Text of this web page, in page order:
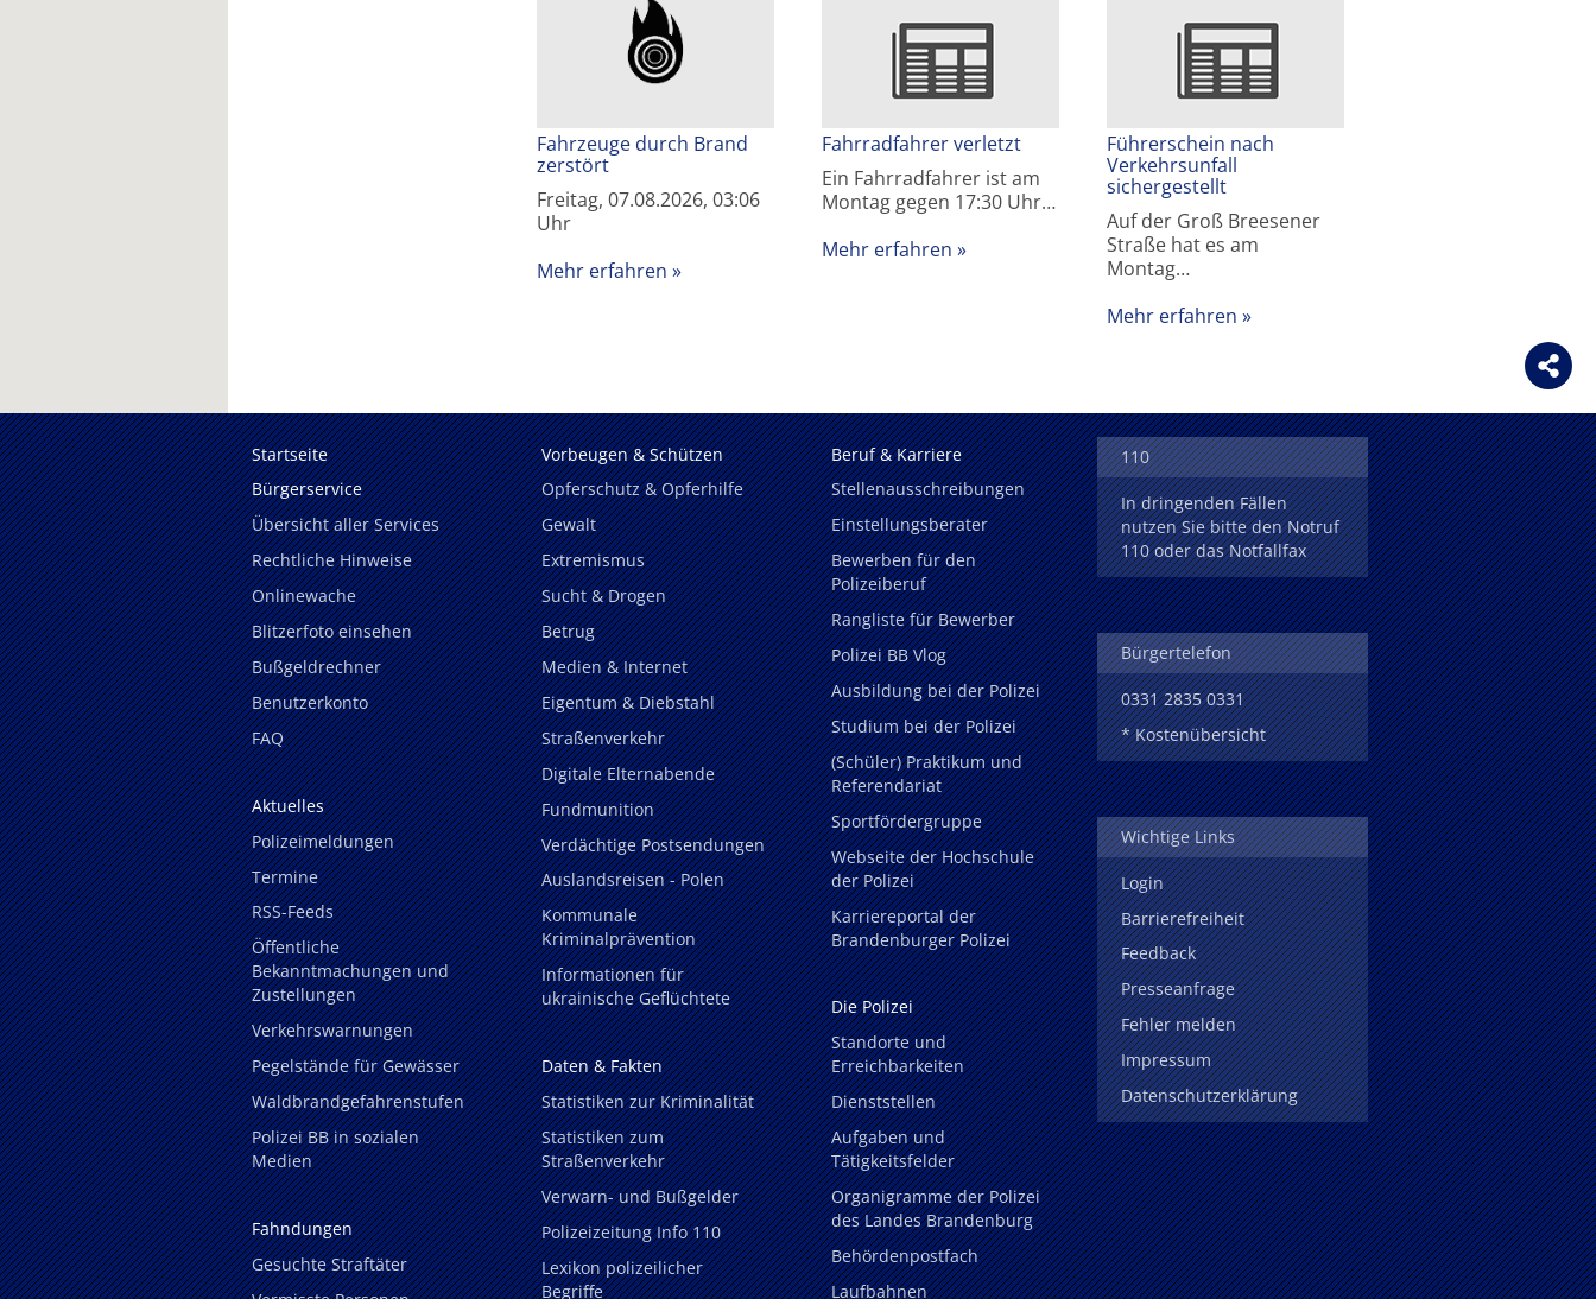
Fahrzeuge durch Brand
zerstört
Freitag, 07.08.2026, 03:06
Uhr
Mehr erfahren
Fahrradfahrer verletzt
Ein Fahrradfahrer ist am
Montag gegen 17:30 Uhr…
Mehr erfahren
Führerschein nach
Verkehrsunfall
sichergestellt
Auf der Groß Breesener
Straße hat es am
Montag…
Mehr erfahren
Startseite
Bürgerservice
Übersicht aller Services
Rechtliche Hinweise
Onlinewache
Blitzerfoto einsehen
Bußgeldrechner
Benutzerkonto
FAQ
Aktuelles
Polizeimeldungen
Termine
RSS-Feeds
Öffentliche
Bekanntmachungen und
Zustellungen
Verkehrswarnungen
Pegelstände für Gewässer
Waldbrandgefahrenstufen
Polizei BB in sozialen
Medien
Fahndungen
Gesuchte Straftäter
Vorbeugen & Schützen
Opferschutz & Opferhilfe
Gewalt
Extremismus
Sucht & Drogen
Betrug
Medien & Internet
Eigentum & Diebstahl
Straßenverkehr
Digitale Elternabende
Fundmunition
Verdächtige Postsendungen
Auslandsreisen - Polen
Kommunale
Kriminalprävention
Informationen für
ukrainische Geflüchtete
Daten & Fakten
Statistiken zur Kriminalität
Statistiken zum
Straßenverkehr
Verwarn- und Bußgelder
Polizeizeitung Info 110
Lexikon polizeilicher
Begriffe
Beruf & Karriere
Stellenausschreibungen
Einstellungsberater
Bewerben für den
Polizeiberuf
Rangliste für Bewerber
Polizei BB Vlog
Ausbildung bei der Polizei
Studium bei der Polizei
(Schüler) Praktikum und
Referendariat
Sportfördergruppe
Webseite der Hochschule
der Polizei
Karriereportal der
Brandenburger Polizei
Die Polizei
Standorte und
Erreichbarkeiten
Dienststellen
Aufgaben und
Tätigkeitsfelder
Organigramme der Polizei
des Landes Brandenburg
Behördenpostfach
Laufbahnen
110
In dringenden Fällen
nutzen Sie bitte den Notruf
110 oder das Notfallfax
Bürgertelefon
0331 2835 0331
* Kostenübersicht
Wichtige Links
Login
Barrierefreiheit
Feedback
Presseanfrage
Fehler melden
Impressum
Datenschutzerklärung